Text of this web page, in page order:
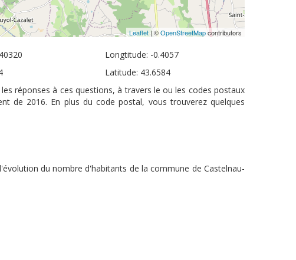
Leaflet | ©OpenStreetMapcontributors
Longtitude: -0.4057
Latitude: 43.6584
réponses à ces questions, à travers le ou les codes postaux
de 2016. En plus du code postal, vous trouverez quelques
du nombre d'habitants de la commune de Castelnau-